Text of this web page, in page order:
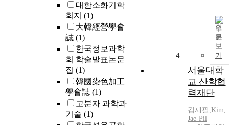
대한소화기학
회지 (1)
大韓經營學會
誌 (1)
한국정보과학
회 학술발표논문
집 (1)
韓國染色加工
學會誌 (1)
고분자 과학과
기술 (1)
원
문
보
기
4
서울대학
교 산학협
력재단
김재필 ,Kim,
Jae-Pil